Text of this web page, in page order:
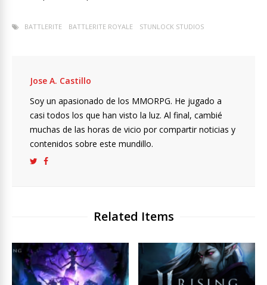
BATTLERITE BATTLERITE ROYALE STUNLOCK STUDIOS
Jose A. Castillo
Soy un apasionado de los MMORPG. He jugado a
casi todos los que han visto la luz. Al final, cambié
muchas de las horas de vicio por compartir noticias y
contenidos sobre este mundillo.
Related Items